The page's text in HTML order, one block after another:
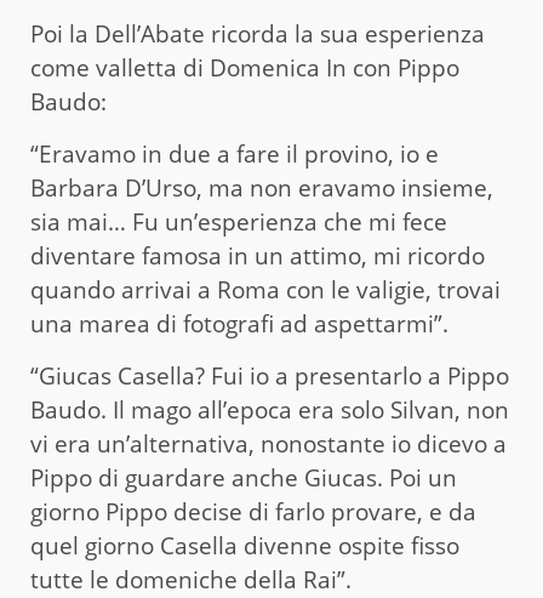
Poi la Dell’Abate ricorda la sua esperienza
come valletta di Domenica In con Pippo
Baudo:
“Eravamo in due a fare il provino, io e
Barbara D’Urso, ma non eravamo insieme,
sia mai… Fu un’esperienza che mi fece
diventare famosa in un attimo, mi ricordo
quando arrivai a Roma con le valigie, trovai
una marea di fotografi ad aspettarmi”.
“Giucas Casella? Fui io a presentarlo a Pippo
Baudo. Il mago all’epoca era solo Silvan, non
vi era un’alternativa, nonostante io dicevo a
Pippo di guardare anche Giucas. Poi un
giorno Pippo decise di farlo provare, e da
quel giorno Casella divenne ospite fisso
tutte le domeniche della Rai”.